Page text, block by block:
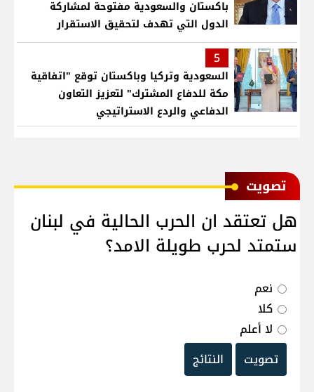
باكستان والسعودية مفتوحة لمشاركة
الدول التي تهدف لتحقيق الاستقرار
بمنطقتنا
5
السعودية وتركيا وباكستان توقع "اتفاقية
مكة للدفاع المشترك" لتعزيز التعاون
الدفاعي والردع الاستراتيجي
ﺗﺼﻮﻳﺖ
هل تعتقد ان الحرب الحالية في لبنان
ستمتد لحرب طويلة الامد؟
نعم
كلا
لا أعلم
تصويت
النتائج